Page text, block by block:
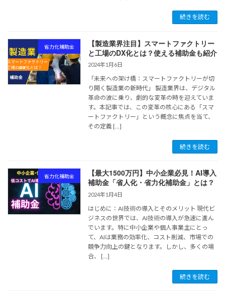
続きを読む
省力化補助金
【製造業界注目】スマートファクトリー
と工場のDX化とは？使える補助金も紹介
2024年1月6日
「未来への架け橋：スマートファクトリーが切
り開く製造業の新時代」 製造業界は、デジタル
革命の波に乗り、劇的な変革の時を迎えていま
す。本記事では、この変革の核心にある「スマ
ートファクトリー」という概念に焦点を当て、
その定義 […]
続きを読む
省力化補助金
【最大1500万円】中小企業必見！AI導入
補助金「省人化・省力化補助金」とは？
2024年1月4日
はじめに：AI技術の導入とそのメリット 現代ビ
ジネスの世界では、AI技術の導入が急速に進ん
でいます。特に中小企業や個人事業主にとっ
て、AIは業務の効率化、コスト削減、市場での
競争力向上の鍵となります。しかし、多くの場
合、 […]
続きを読む